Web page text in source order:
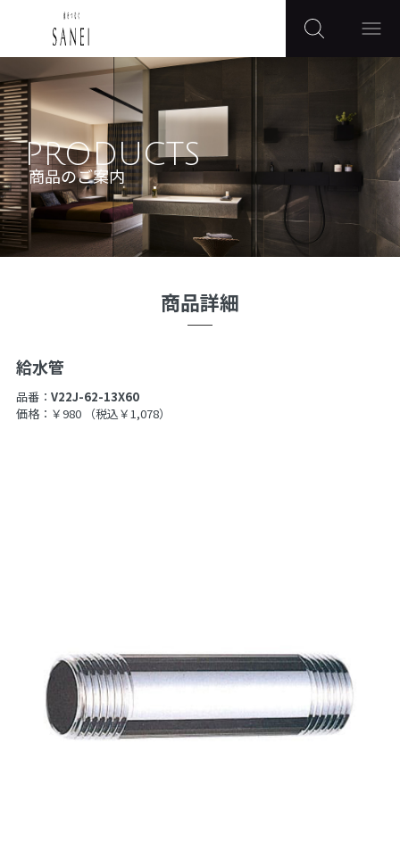
PRODUCTS
商品のご案内
商品詳細
給水管
品番： V22J-62-13X60
価格：￥980
（税込￥1,078）